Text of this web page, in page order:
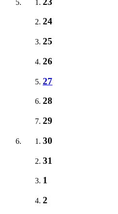
24
25
26
27
28
29
30
31
1
2